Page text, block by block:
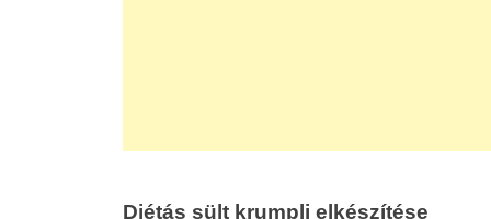
Diétás sült krumpli elkészítése